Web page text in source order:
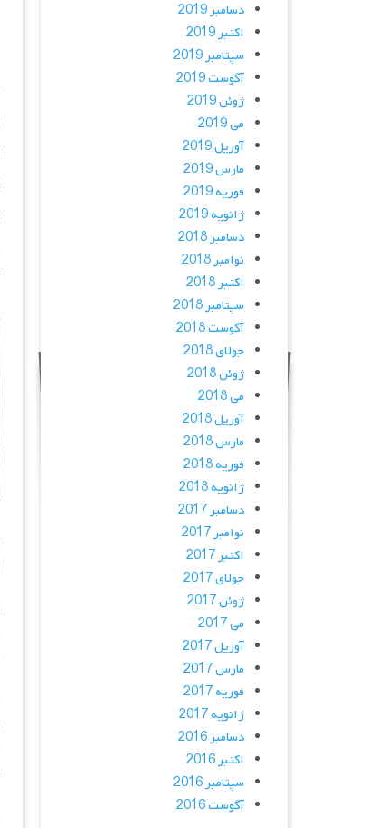
دسامبر 2019
اکتبر 2019
سپتامبر 2019
آگوست 2019
ژوئن 2019
می 2019
آوریل 2019
مارس 2019
فوریه 2019
ژانویه 2019
دسامبر 2018
نوامبر 2018
اکتبر 2018
سپتامبر 2018
آگوست 2018
جولای 2018
ژوئن 2018
می 2018
آوریل 2018
مارس 2018
فوریه 2018
ژانویه 2018
دسامبر 2017
نوامبر 2017
اکتبر 2017
جولای 2017
ژوئن 2017
می 2017
آوریل 2017
مارس 2017
فوریه 2017
ژانویه 2017
دسامبر 2016
اکتبر 2016
سپتامبر 2016
آگوست 2016